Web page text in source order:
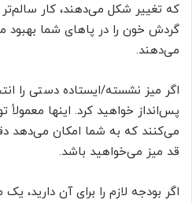
که تغییر شکل می‌دهند، کار سالم‌تر
گردش خون را در پاهای شما بهبود
می‌دهند.
اگر میز نشسته/ایستاده دستی را
پس‌انداز خواهید کرد. اینها
می‌کنند که به شما امکان می‌دهد
قد میز می‌خواهید باشد.
اگر بودجه لازم را برای آن دارید،